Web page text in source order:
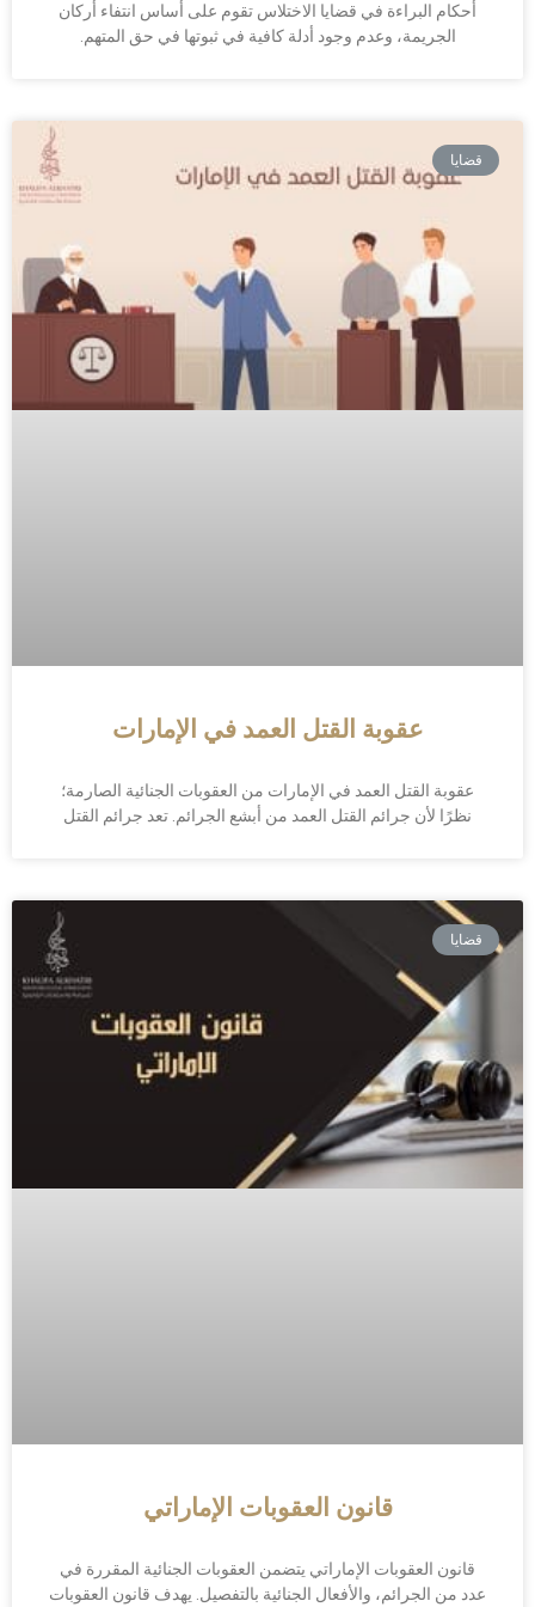
أحكام البراءة في قضايا الاختلاس تقوم على أساس انتفاء أركان
الجريمة، وعدم وجود أدلة كافية في ثبوتها في حق المتهم.
قضايا
عقوبة القتل العمد في الإمارات
عقوبة القتل العمد في الإمارات من العقوبات الجنائية الصارمة؛
نظرًا لأن جرائم القتل العمد من أبشع الجرائم. تعد جرائم القتل
قضايا
قانون العقوبات الإماراتي
قانون العقوبات الإماراتي يتضمن العقوبات الجنائية المقررة في
عدد من الجرائم، والأفعال الجنائية بالتفصيل. يهدف قانون العقوبات